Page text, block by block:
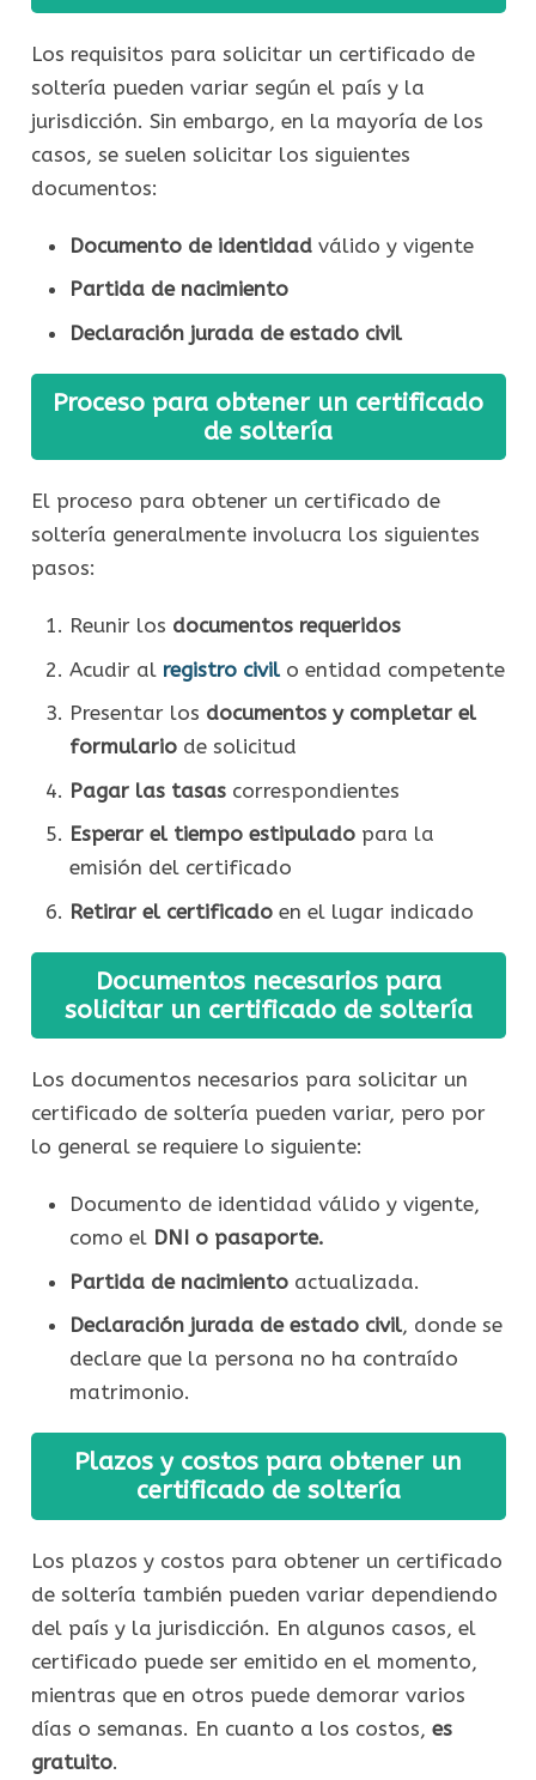
Los requisitos para solicitar un certificado de
soltería pueden variar según el país y la
jurisdicción. Sin embargo, en la mayoría de los
casos, se suelen solicitar los siguientes
documentos:
Documento de identidadválido y vigente
Partida de nacimiento
Declaración jurada de estado civil
Proceso para obtener un certificado
de soltería
El proceso para obtener un certificado de
soltería generalmente involucra los siguientes
pasos:
Reunir los documentos requeridos
Acudir al registro civilo entidad competente
Presentar los documentos y completar el
formulariode solicitud
Pagar las tasascorrespondientes
Esperar el tiempo estipuladopara la
emisión del certificado
Retirar el certificadoen el lugar indicado
Documentos necesarios para
solicitar un certificado de soltería
Los documentos necesarios para solicitar un
certificado de soltería pueden variar, pero por
lo general se requiere lo siguiente:
Documento de identidad válido y vigente,
como el DNI o pasaporte.
Partida de nacimientoactualizada.
Declaración jurada de estado civil, donde se
declare que la persona no ha contraído
matrimonio.
Plazos y costos para obtener un
certificado de soltería
Los plazos y costos para obtener un certificado
de soltería también pueden variar dependiendo
del país y la jurisdicción. En algunos casos, el
certificado puede ser emitido en el momento,
mientras que en otros puede demorar varios
días o semanas. En cuanto a los costos, es
gratuito.